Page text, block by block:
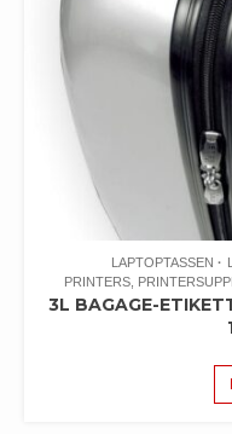
LAPTOPTASSEN
PRINTERS,
3L BAGAGE-